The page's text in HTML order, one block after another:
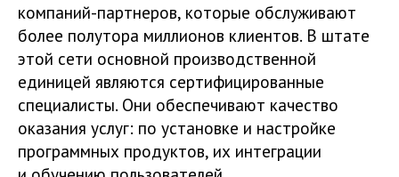
компаний-партнеров, которые обслуживают
более полутора миллионов клиентов. В штате
этой сети основной производственной
единицей являются сертифицированные
специалисты. Они обеспечивают качество
оказания услуг: по установке и настройке
программных продуктов, их интеграции